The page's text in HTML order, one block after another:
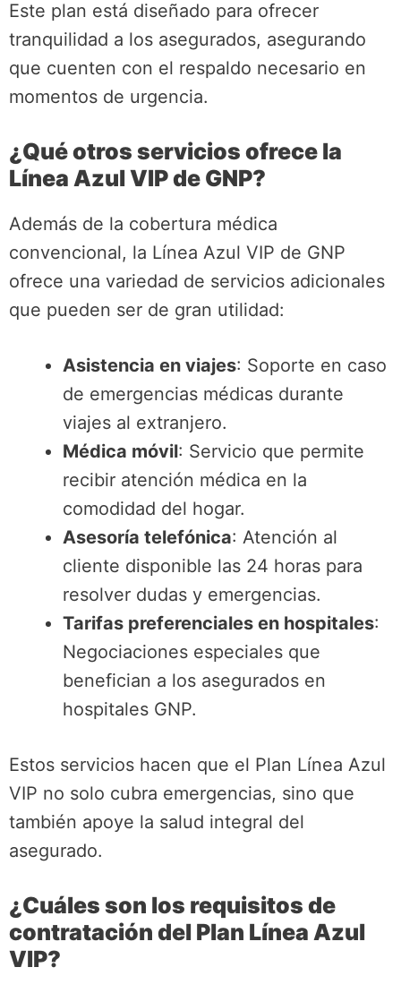
Este plan está diseñado para ofrecer
tranquilidad a los asegurados, asegurando
que cuenten con el respaldo necesario en
momentos de urgencia.
¿Qué otros servicios ofrece la
Línea Azul VIP de GNP?
Además de la cobertura médica
convencional, la Línea Azul VIP de GNP
ofrece una variedad de servicios adicionales
que pueden ser de gran utilidad:
Asistencia en viajes: Soporte en caso
de emergencias médicas durante
viajes al extranjero.
Médica móvil: Servicio que permite
recibir atención médica en la
comodidad del hogar.
Asesoría telefónica: Atención al
cliente disponible las 24 horas para
resolver dudas y emergencias.
Tarifas preferenciales en hospitales:
Negociaciones especiales que
benefician a los asegurados en
hospitales GNP.
Estos servicios hacen que el Plan Línea Azul
VIP no solo cubra emergencias, sino que
también apoye la salud integral del
asegurado.
¿Cuáles son los requisitos de
contratación del Plan Línea Azul
VIP?